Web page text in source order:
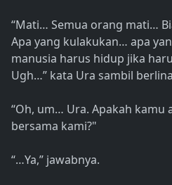
“Mati… Semua orang mati…
Apa yang kulakukan… apa
manusia harus hidup jika
Ugh…” kata Ura sambil
“Oh, um… Ura. Apakah kamu
bersama kami?"
“…Ya,” jawabnya.